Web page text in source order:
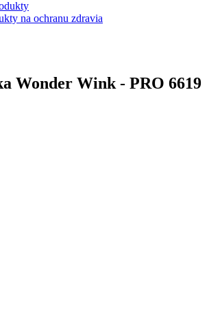
na ochranu zdravia
Wonder Wink - PRO 6619